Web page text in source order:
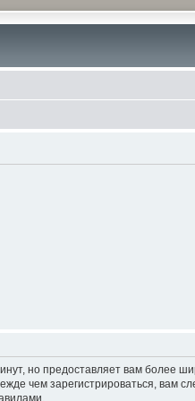
но предоставляет вам более
чем зарегистрироваться, вам